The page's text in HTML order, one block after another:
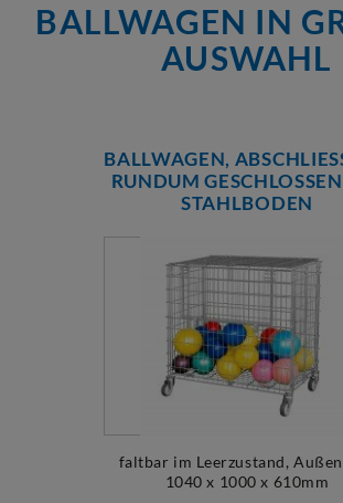
BALLWAGEN IN
USWAHL
BALLWAGEN,
UNDUM GESCHLOSSEN
TAHLBODEN
faltbar im Leerzustand,
1040 x 1000 x 610mm